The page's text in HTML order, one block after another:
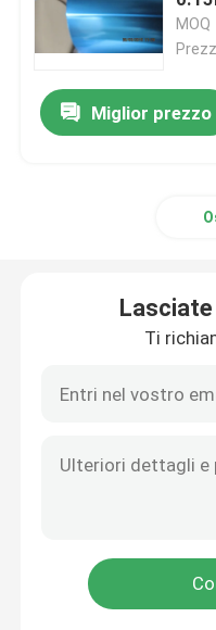
Chiedi un preventivo
di alluminio
nastro di alluminio
Azione di alluminio
Colore bobina di
Strato di brasatura
Miglior prezzo
Ti